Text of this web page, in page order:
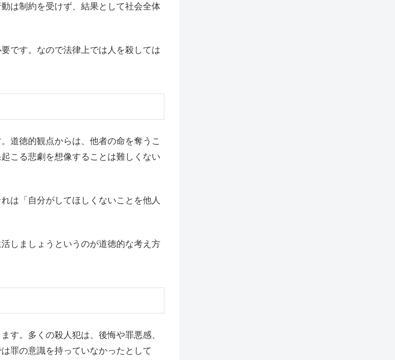
は制約を受けず、結果として社会全体
です。なので法律上では人を殺しては
道徳的観点からは、他者の命を奪うこ
こる悲劇を想像することは難しくない
は「自分がしてほしくないことを他人
しましょうというのが道徳的な考え方
す。多くの殺人犯は、後悔や罪悪感、
罪の意識を持っていなかったとして